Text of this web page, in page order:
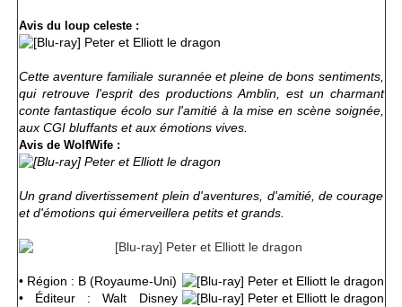
Avis du loup celeste :
Cette aventure familiale surannée et pleine de bons sentiments,
qui retrouve l'esprit des productions Amblin, est un charmant
conte fantastique écolo sur l'amitié à la mise en scène soignée,
aux CGI bluffants et aux émotions vives.
Avis de WolfWife :
Un grand divertissement plein d'aventures, d'amitié, de courage
et d'émotions qui émerveillera petits et grands.
• Région : B (Royaume-Uni)
• Éditeur : Walt Disney